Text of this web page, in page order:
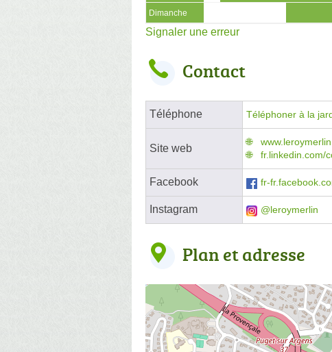
Dimanche
Signaler une erreur
Contact
Téléphone Téléphoner à la
Site web
fr.linkedin.com/
Facebook fr-
Instagram @leroymerlin
Plan et adresse